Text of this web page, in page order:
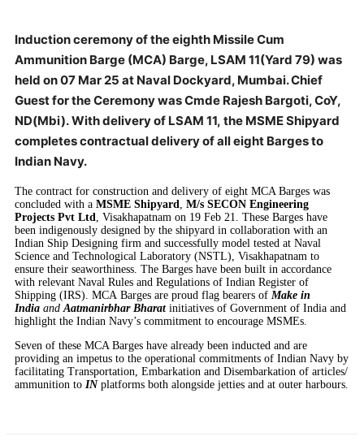
Induction ceremony of theeighth Missile Cum
Ammunition Barge (MCA) Barge, LSAM 11(Yard 79) was
held on07 Mar 25 at Naval Dockyard, Mumbai. Chief
Guest for the Ceremony wasCmde Rajesh Bargoti, CoY,
ND(Mbi).With delivery of LSAM 11, ​the MSME Shipyard
completes contractual delivery of all eight Barges to
Indian Navy.
The contract for construction and delivery of eight MCA Barges was
concluded with a MSME Shipyard
M/s SECON Engineering
Projects Pvt Ltd
, Visakhapatnam on 19 Feb 21. These Barges have
been indigenously designed by the shipyard in collaboration with an
Indian Ship Designing firm and successfully model tested at Naval
Science and Technological Laboratory (NSTL), Visakhapatnam to
ensure their seaworthiness. The Barges have been built in accordance
with relevant Naval Rules and Regulations of Indian Register of
Shipping (IRS). MCA Barges are proud flag bearers of Make in
India and Aatmanirbhar Bharatinitiatives of Government of India and
highlight the Indian Navy’s commitment to encourage MSMEs.
Seven of these MCA Barges have already been inducted and are
providing an impetus to the operational commitments of Indian Navy by
facilitating Transportation, Embarkation and Disembarkation of articles/
ammunition to INplatforms both alongside jetties and at outer harbours.